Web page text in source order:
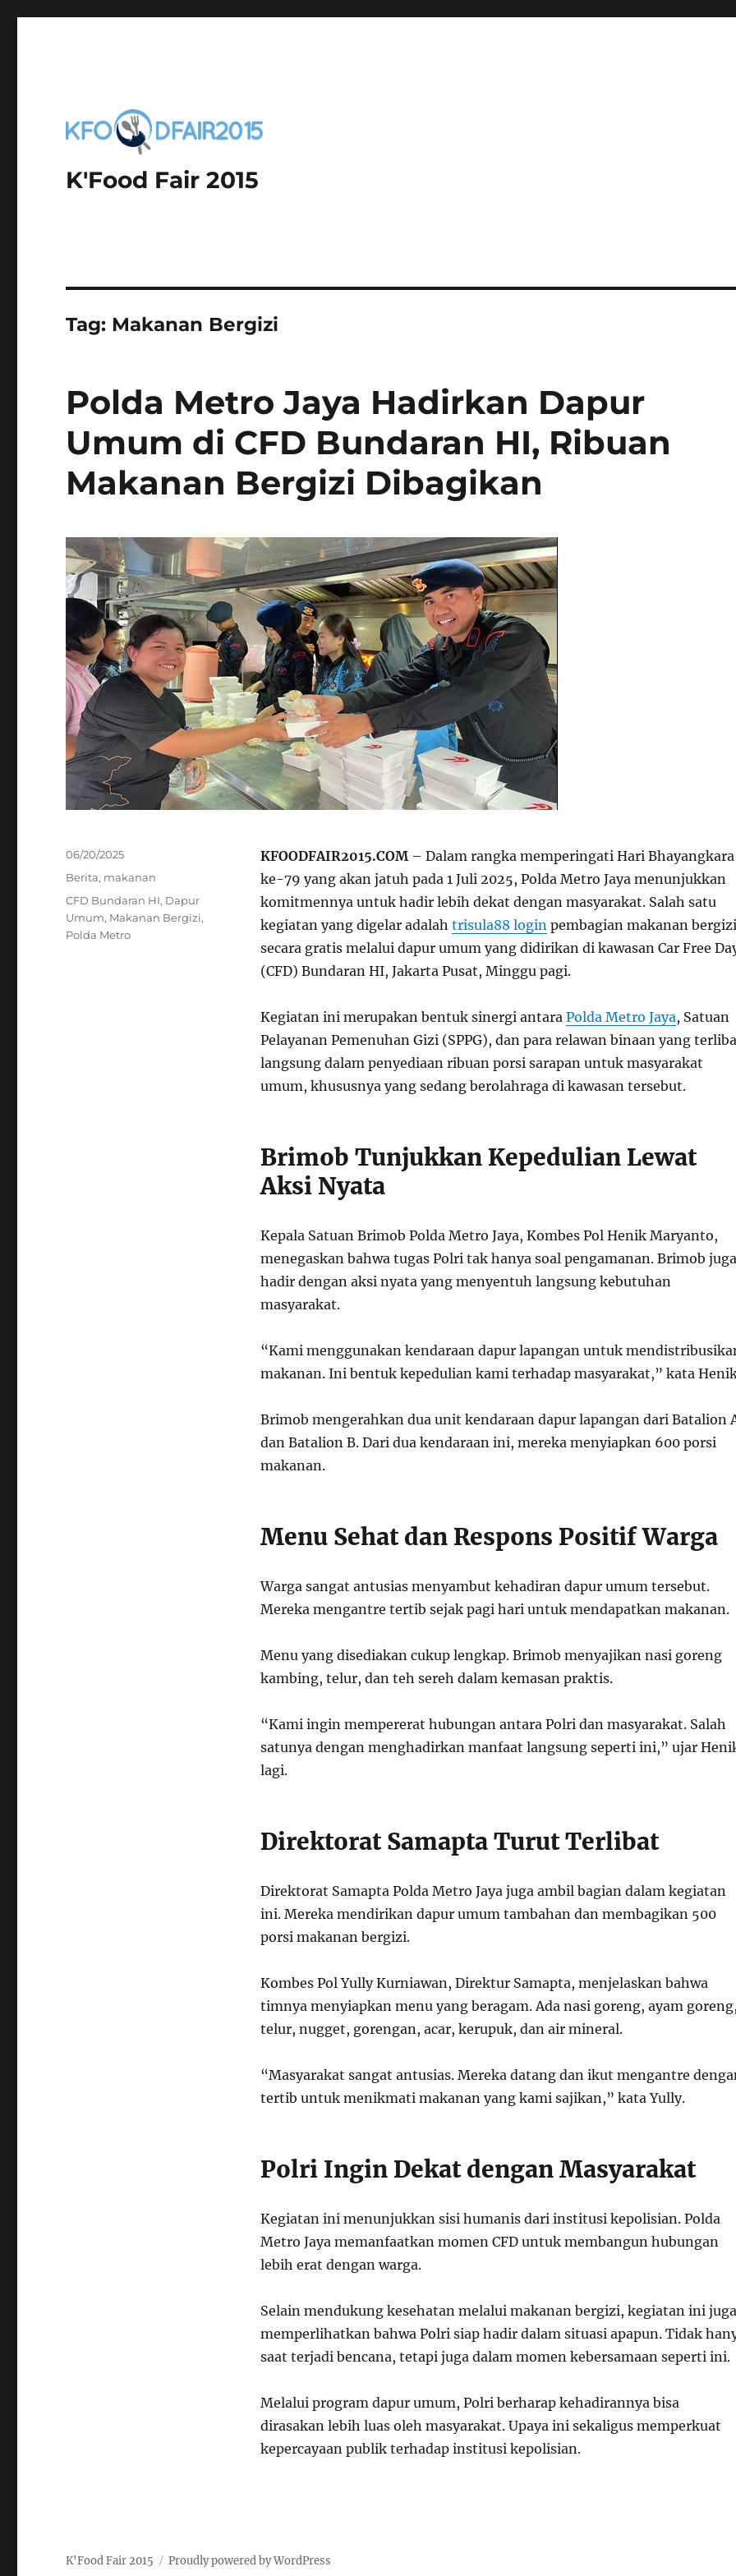
K'Food Fair 2015
Tag: Makanan Bergizi
Polda Metro Jaya Hadirkan Dapur
Umum di CFD Bundaran HI, Ribuan
Makanan Bergizi Dibagikan
KFOODFAIR2015.COM– Dalam rangka memperingati Hari Bhayangkara
ke-79 yang akan jatuh pada 1 Juli 2025, Polda Metro Jaya menunjukkan
komitmennya untuk hadir lebih dekat dengan masyarakat. Salah satu
kegiatan yang digelar adalah trisula88 loginpembagian makanan bergizi
secara gratis melalui dapur umum yang didirikan di kawasan Car Free
(CFD) Bundaran HI, Jakarta Pusat, Minggu pagi.
Kegiatan ini merupakan bentuk sinergi antara Polda Metro Jaya, Satuan
Pelayanan Pemenuhan Gizi (SPPG), dan para relawan binaan yang
langsung dalam penyediaan ribuan porsi sarapan untuk masyarakat
umum, khususnya yang sedang berolahraga di kawasan tersebut.
Brimob Tunjukkan Kepedulian Lewat
Aksi Nyata
Kepala Satuan Brimob Polda Metro Jaya, Kombes Pol Henik Maryanto,
menegaskan bahwa tugas Polri tak hanya soal pengamanan. Brimob juga
hadir dengan aksi nyata yang menyentuh langsung kebutuhan
masyarakat.
“Kami menggunakan kendaraan dapur lapangan untuk
makanan. Ini bentuk kepedulian kami terhadap masyarakat,” kata
Brimob mengerahkan dua unit kendaraan dapur lapangan dari Batalion
dan Batalion B. Dari dua kendaraan ini, mereka menyiapkan 600 porsi
makanan.
Menu Sehat dan Respons Positif Warga
Warga sangat antusias menyambut kehadiran dapur umum tersebut.
Mereka mengantre tertib sejak pagi hari untuk mendapatkan makanan.
Menu yang disediakan cukup lengkap. Brimob menyajikan nasi goreng
kambing, telur, dan teh sereh dalam kemasan praktis.
“Kami ingin mempererat hubungan antara Polri dan masyarakat. Salah
satunya dengan menghadirkan manfaat langsung seperti ini,” ujar
lagi.
Direktorat Samapta Turut Terlibat
Direktorat Samapta Polda Metro Jaya juga ambil bagian dalam kegiatan
ini. Mereka mendirikan dapur umum tambahan dan membagikan 500
porsi makanan bergizi.
Kombes Pol Yully Kurniawan, Direktur Samapta, menjelaskan bahwa
timnya menyiapkan menu yang beragam. Ada nasi goreng, ayam
telur, nugget, gorengan, acar, kerupuk, dan air mineral.
“Masyarakat sangat antusias. Mereka datang dan ikut mengantre
tertib untuk menikmati makanan yang kami sajikan,” kata Yully.
Polri Ingin Dekat dengan Masyarakat
Kegiatan ini menunjukkan sisi humanis dari institusi kepolisian. Polda
Metro Jaya memanfaatkan momen CFD untuk membangun hubungan
lebih erat dengan warga.
Selain mendukung kesehatan melalui makanan bergizi, kegiatan ini juga
memperlihatkan bahwa Polri siap hadir dalam situasi apapun. Tidak
saat terjadi bencana, tetapi juga dalam momen kebersamaan seperti ini.
Melalui program dapur umum, Polri berharap kehadirannya bisa
dirasakan lebih luas oleh masyarakat. Upaya ini sekaligus memperkuat
kepercayaan publik terhadap institusi kepolisian.
Posted
06/20/2025
Categories
Berita, makanan
Tags
CFD Bundaran HI, Dapur
Umum, Makanan Bergizi,
Polda Metro
K'Food Fair 2015 Proudly powered by WordPress